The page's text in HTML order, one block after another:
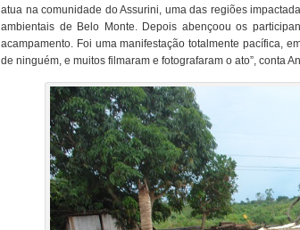
atua na comunidade do Assurini, uma das regiões
ambientais de Belo Monte. Depois abençoou os
acampamento. Foi uma manifestação totalmente pacífica,
de ninguém, e muitos filmaram e fotografaram o ato”, conta